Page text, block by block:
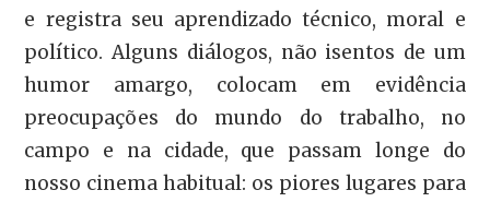
e registra seu aprendizado técnico, moral e
político. Alguns diálogos, não isentos de um
humor amargo, colocam em evidência
preocupações do mundo do trabalho, no
campo e na cidade, que passam longe do
nosso cinema habitual: os piores lugares para